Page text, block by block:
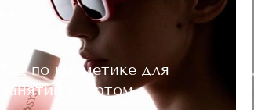
Гид по косметике для
занятий спортом